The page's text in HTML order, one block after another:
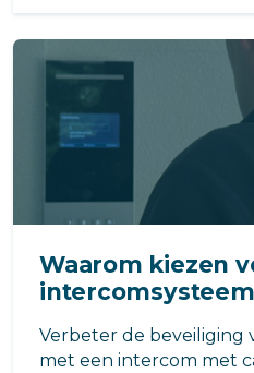
Jablotron en Ajax
Waarom kiezen
Verbeter de beveiliging
met een intercom met